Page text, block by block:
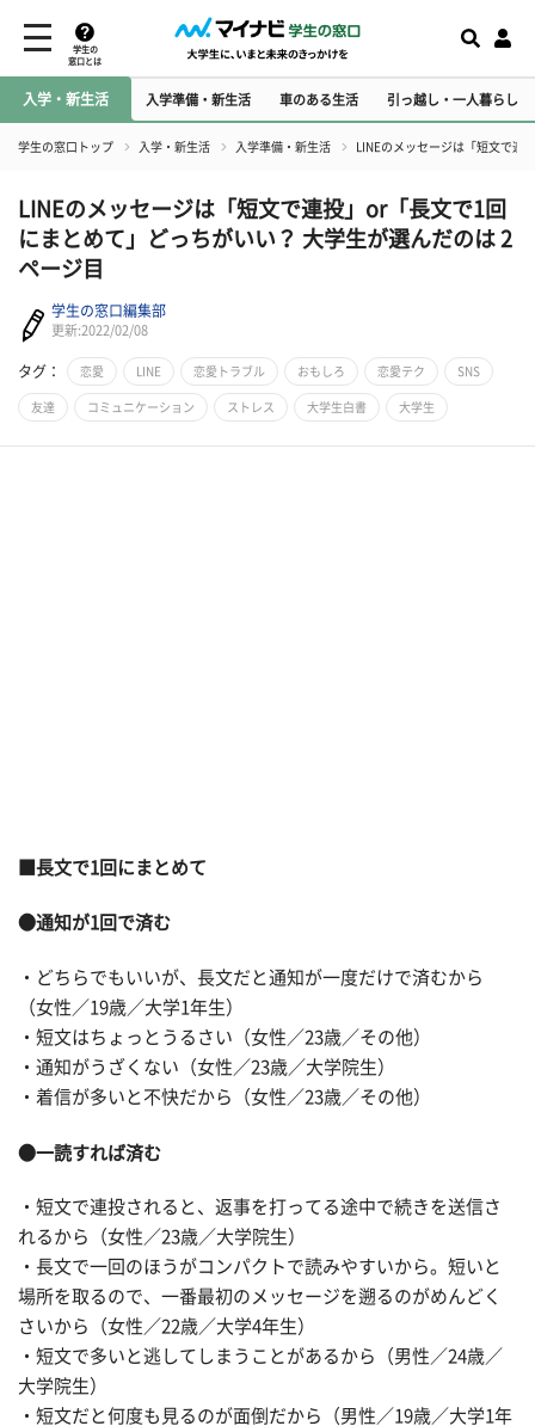
学生の
窓口とは
入学・新生活 入学準備・新生活 車のある生活 引っ越し・一人暮らし
学生の窓口トップ 入学・新生活 入学準備・新生活 LINEのメッセージは「短文で連
LINEのメッセージは「短文で連投」or「長文で1回
にまとめて」どっちがいい？ 大学生が選んだのは 2
ページ目
学生の窓口編集部
更新:2022/02/08
タグ： 恋愛 LINE 恋愛トラブル おもしろ 恋愛テク SNS
友達 コミュニケーション ストレス 大学生白書 大学生
■長文で1回にまとめて
●通知が1回で済む
・どちらでもいいが、長文だと通知が一度だけで済むから
（女性／19歳／大学1年生）
・短文はちょっとうるさい（女性／23歳／その他）
・通知がうざくない（女性／23歳／大学院生）
・着信が多いと不快だから（女性／23歳／その他）
●一読すれば済む
・短文で連投されると、返事を打ってる途中で続きを送信さ
れるから（女性／23歳／大学院生）
・長文で一回のほうがコンパクトで読みやすいから。短いと
場所を取るので、一番最初のメッセージを遡るのがめんどく
さいから（女性／22歳／大学4年生）
・短文で多いと逃してしまうことがあるから（男性／24歳／
大学院生）
・短文だと何度も見るのが面倒だから（男性／19歳／大学1年